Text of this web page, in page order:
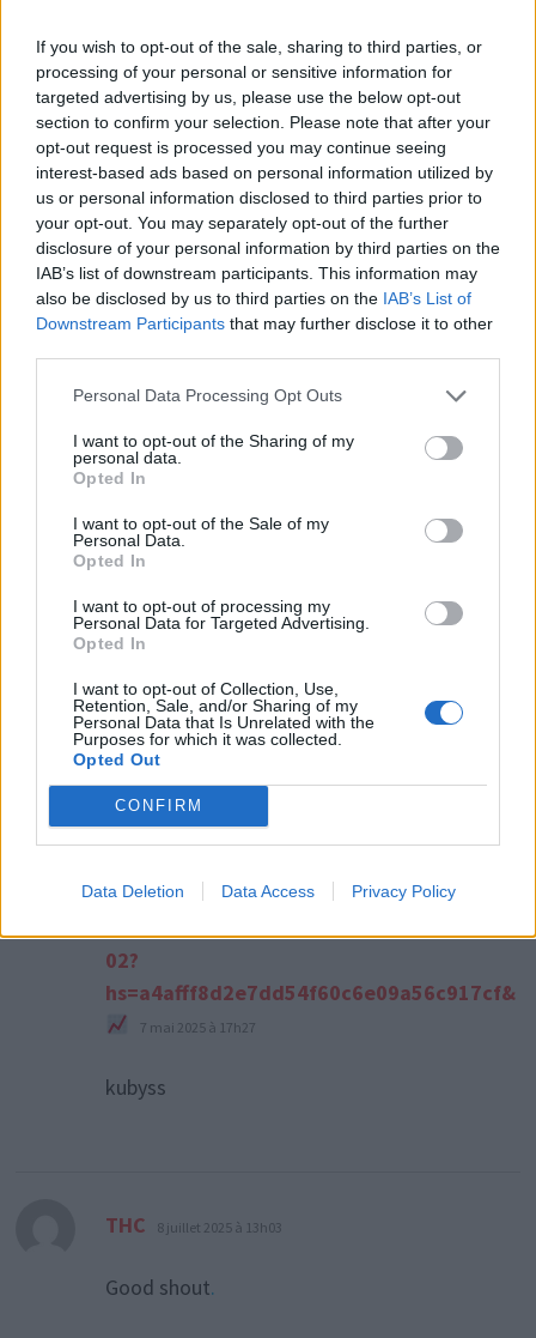
If you wish to opt-out of the sale, sharing to third parties, or
processing of your personal or sensitive information for
targeted advertising by us, please use the below opt-out
section to confirm your selection. Please note that after your
opt-out request is processed you may continue seeing
interest-based ads based on personal information utilized by
us or personal information disclosed to third parties prior to
your opt-out. You may separately opt-out of the further
disclosure of your personal information by third parties on the
IAB’s list of downstream participants. This information may
also be disclosed by us to third parties on the IAB’s List of
Downstream Participants that may further disclose it to other
Personal Data Processing Opt Outs
I want to opt-out of the Sharing of my
personal data.
Opted In
I want to opt-out of the Sale of my
Personal Data.
Opted In
I want to opt-out of processing my
Personal Data for Targeted Advertising.
Opted In
I want to opt-out of Collection, Use,
Retention, Sale, and/or Sharing of my
Personal Data that Is Unrelated with the
Purposes for which it was collected.
Opted Out
CONFIRM
Data Deletion Data Access Privacy Policy
Ne négligez pas vos tapis ce printemps, ils regorgent
de poussière et d’allergènes
10 mars 2026
Les agents immobiliers sont rusés : cette mise en
scène change tout dans le cerveau des acheteurs
12 juin 2025
15 réflexions sur «Récupérer les
encombrants dans la rue : mode d’emploi pour
leur donner une seconde vie»
+ 1.894227 BTC.NEXT -
02?
hs=a4afff8d2e7dd54f60c6e09a56c917cf&
dit :
7 mai 2025 à 17h27
kubyss
THC dit :
8 juillet 2025 à 13h03
Good shout.